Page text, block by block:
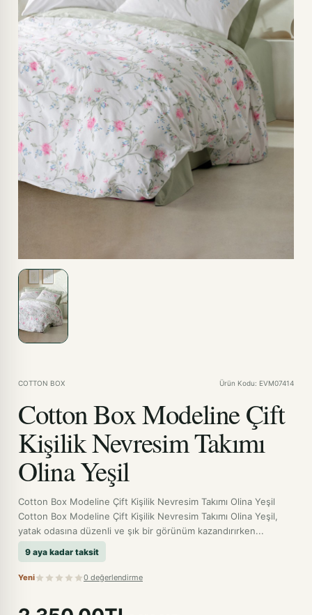
COTTON BOX Ürün Kodu: EVM07414
Cotton Box Modeline Çift
Kişilik Nevresim Takımı
Olina Yeşil
Cotton Box Modeline Çift Kişilik Nevresim Takımı Olina Yeşil
Cotton Box Modeline Çift Kişilik Nevresim Takımı Olina Yeşil,
yatak odasına düzenli ve şık bir görünüm kazandırırken...
9 aya kadar taksit
Yeni 0 değerlendirme